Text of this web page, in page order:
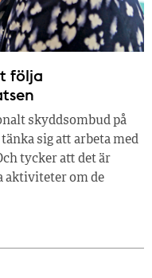
följa
skyddsombud på
sig att arbeta med
tycker att det är
aktiviteter om de